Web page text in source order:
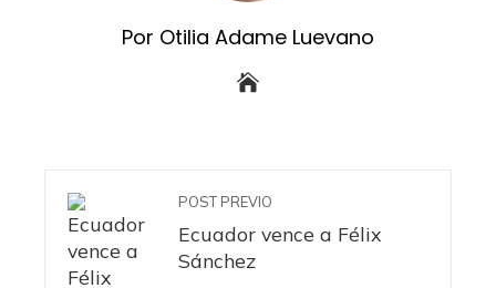
Por Otilia Adame Luevano
POST PREVIO
Ecuador vence a Félix
Sánchez